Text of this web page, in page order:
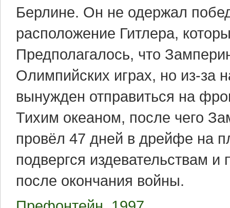
Берлине. Он не одержал
расположение Гитлера,
Предполагалось, что
Олимпийских играх, но из-за
вынужден отправиться на
Тихим океаном, после чего
провёл 47 дней в дрейфе на
подвергся издевательствам
после окончания войны.